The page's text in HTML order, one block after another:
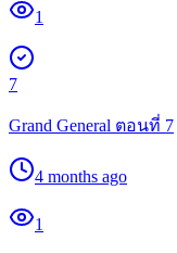
1
7
Grand General ตอนที่ 7
4 months ago
1